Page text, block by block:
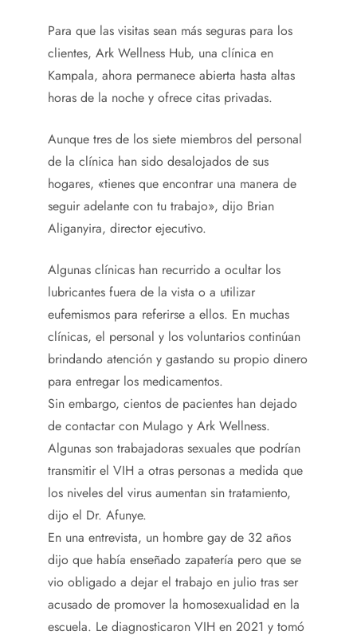
Para que las visitas sean más seguras para los
clientes, Ark Wellness Hub, una clínica en
Kampala, ahora permanece abierta hasta altas
horas de la noche y ofrece citas privadas.
Aunque tres de los siete miembros del personal
de la clínica han sido desalojados de sus
hogares, «tienes que encontrar una manera de
seguir adelante con tu trabajo», dijo Brian
Aliganyira, director ejecutivo.
Algunas clínicas han recurrido a ocultar los
lubricantes fuera de la vista o a utilizar
eufemismos para referirse a ellos. En muchas
clínicas, el personal y los voluntarios continúan
brindando atención y gastando su propio dinero
para entregar los medicamentos.
Sin embargo, cientos de pacientes han dejado
de contactar con Mulago y Ark Wellness.
Algunas son trabajadoras sexuales que podrían
transmitir el VIH a otras personas a medida que
los niveles del virus aumentan sin tratamiento,
dijo el Dr. Afunye.
En una entrevista, un hombre gay de 32 años
dijo que había enseñado zapatería pero que se
vio obligado a dejar el trabajo en julio tras ser
acusado de promover la homosexualidad en la
escuela. Le diagnosticaron VIH en 2021 y tomó